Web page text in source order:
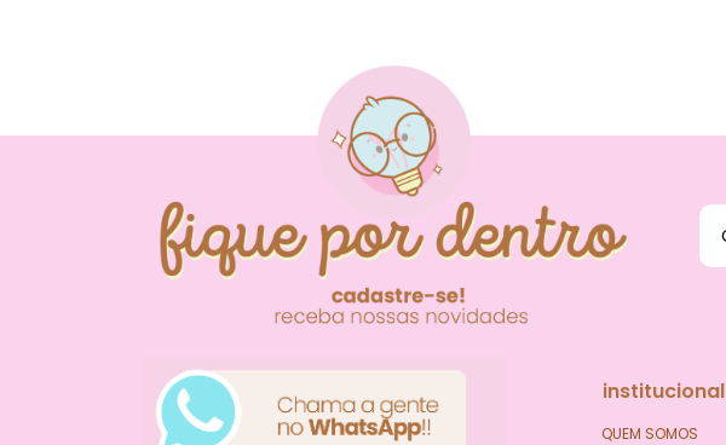
FIQUE POR DENTRO DAS
NOVIDADES
institucional
QUEM SOMOS